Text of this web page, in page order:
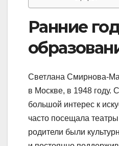
Ранние
Светлана Смирнова-
в Москве, в 1948 году.
большой интерес к
часто посещала
родители были